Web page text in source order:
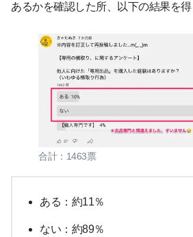
あるかを確認した所、以下の結果を得
合計：1463票
ある：約11％
ない：約89％